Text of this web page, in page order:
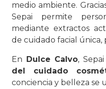
medio ambiente.
Sepai permite
mediante extractos
de cuidado facial única,
En Dulce Calvo,
del cuidado
conciencia y belleza se